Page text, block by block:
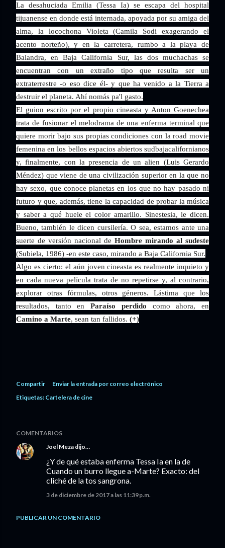
La desahuciada Emilia (Tessa Ia) se escapa del hospital
tijuanense en donde está internada, apoyada por su amiga del
alma, la locochona Violeta (Camila Sodi exagerando el
acento norteño), y en la carretera, rumbo a la playa de
Balandra, en Baja California Sur, las dos muchachas se
encuentran con un extraño tipo que resulta ser un
extraterrestre -o eso dice él- y que ha venido a la Tierra a
destruir el planeta. Ahí nomás pa'l gasto.
El guion escrito por el propio cineasta y Anton Goenechea
trata de fusionar el melodrama de una enferma terminal que
quiere morir bajo sus propias condiciones con la road movie
femenina en los bellos espacios abiertos sudbajacalifornianos
y, finalmente, con la presencia de un alien (Luis Gerardo
Méndez) que viene de una civilización superior en la que no
hay sexo, que conoce planetas en los que no hay pasado ni
futuro y que, además, tiene la capacidad de probar la música
y saber a qué huele el color amarillo. Sinestesia, le dicen.
Bueno, también le dicen cursilería. O sea, estamos ante una
suerte de versión nacional de Hombre mirando al sudeste
(Subiela, 1986) -en este caso, mirando a Baja California Sur.
Algo es cierto: el aún joven cineasta es realmente inquieto y
en cada nueva película trata de no repetirse y, al contrario,
explorar otras fórmulas, otros géneros. Lástima que los
resultados, tanto enParaíso perdido como ahora, en
Camino a Marte, sean tan fallidos. (+)
Compartir
Enviar la entrada por correo electrónico
Etiquetas: Cartelera de cine
COMENTARIOS
Joel Meza dijo…
¿Y de qué estaba enferma Tessa Ia en la de
Cuando un burro llegue a-Marte? Exacto: del
cliché de la tos sangrona.
3 de diciembre de 2017 a las 11:39 p.m.
PUBLICAR UN COMENTARIO